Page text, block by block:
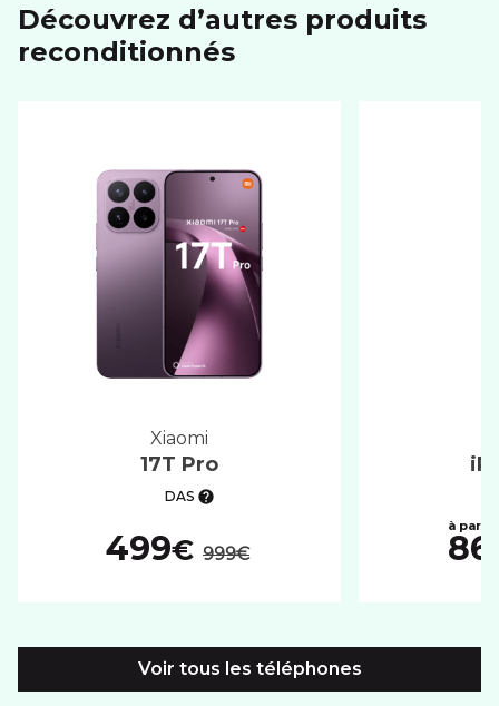
Découvrez d’autres produits
reconditionnés
xiaomi
17T Pro
DAS
499€ 999€
Voir tous les téléphones